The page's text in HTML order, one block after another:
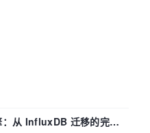
从 InfluxDB 迁移的完整